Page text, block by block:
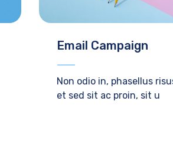
Email Campaign
Non odio in, phasellus
et sed sit ac proin, sit u